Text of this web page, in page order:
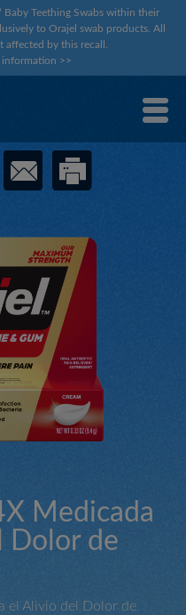
Teething Swabs within their
to Orajel swab products. All
by this recall.
information >>
Medicada
Dolor de
el Alivio del Dolor de